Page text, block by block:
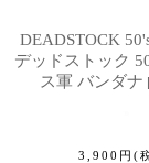
DEADSTOCK
デッドストック
ス軍 バンダナ
3,900 円 (